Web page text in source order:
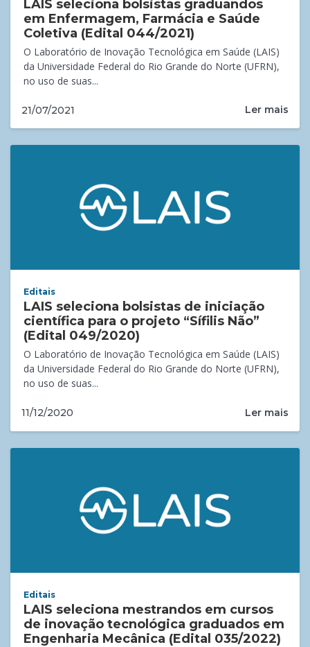
LAIS seleciona bolsistas graduandos
em Enfermagem, Farmácia e Saúde
Coletiva (Edital 044/2021)
O Laboratório de Inovação Tecnológica em Saúde (LAIS)
da Universidade Federal do Rio Grande do Norte (UFRN),
no uso de suas...
21/07/2021 Ler mais
Editais
LAIS seleciona bolsistas de iniciação
científica para o projeto “Sífilis Não”
(Edital 049/2020)
O Laboratório de Inovação Tecnológica em Saúde (LAIS)
da Universidade Federal do Rio Grande do Norte (UFRN),
no uso de suas...
11/12/2020 Ler mais
Editais
LAIS seleciona mestrandos em cursos
de inovação tecnológica graduados em
Engenharia Mecânica (Edital 035/2022)